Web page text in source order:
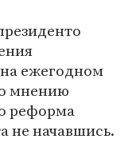
ежегодном
мнению
реформа
не начавшись.